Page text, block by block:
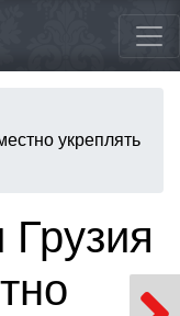
укреплять